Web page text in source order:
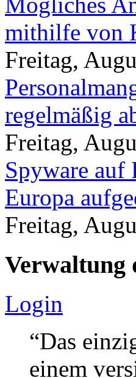
mithilfe von
Freitag,
regelmäßig
Freitag,
Spyware auf
Europa
Freitag,
Verwaltung
Login
“Das
einem